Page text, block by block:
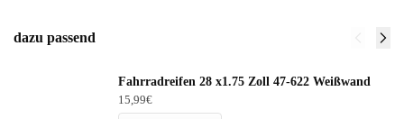
dazu passend
Fahrradreifen 28 x1.75 Zoll 47-622 Weißwand
15,99€